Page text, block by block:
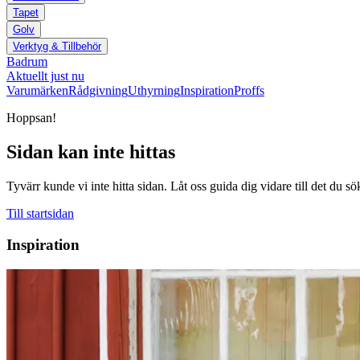
Tapet
Golv
Verktyg & Tillbehör
Badrum
Aktuellt just nu
VarumärkenRådgivningUthyrningInspirationProffs
Hoppsan!
Sidan kan inte hittas
Tyvärr kunde vi inte hitta sidan. Låt oss guida dig vidare till det du
Till startsidan
Inspiration